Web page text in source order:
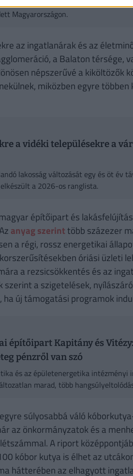
lesz az idei nyár, a
Magyarországon.
az ingatlanárak és az
a Balaton térsége,
népszerűvé a kiköltözők
miközben egyre többen
a vidéki településekre a
lakosság változását egy és öt év
a 2026-os ranglista.
építőipart és
anyag szerint több százezer
a régi, rossz energetikai
óriási üzleti
a rezsicsökkentés és az
a szigetelések,
új támogatási programok
építőipart Kapitány és
pénzről van szó
és az épületenergetika intézményi
marad, több
súlyosabbá váló
az önkormányzatok és a
A riport
kóbor kutya is élhet az
hátterében az elhagyott